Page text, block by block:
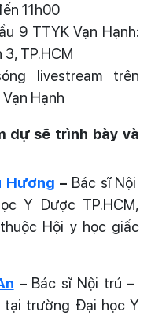
11h00
9 TTYK Vạn Hạnh:
TP.HCM
livestream trên
Hạnh
dự sẽ trình bày và
Hương – Bác sĩ Nội
Y Dược TP.HCM,
Hội y học giấc
– Bác sĩ Nội trú –
tại trường Đại học Y